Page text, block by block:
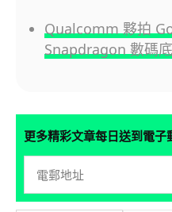
Qualcomm 夥拍
Snapdragon 數碼
更多精彩文章每日送到電子